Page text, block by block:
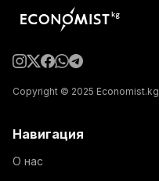
Copyright © 2025 Economist.kg
Навигация
О нас